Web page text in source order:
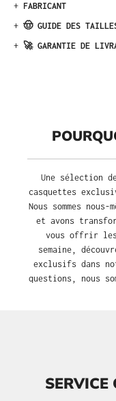
+ FABRICANT
+ 🤠 GUIDE DES
+ 🚀 GARANTIE DE
Une sélection
casquettes
Nous sommes
et avons
vous offrir les
semaine,
exclusifs dans
questions, nous
SERVICE